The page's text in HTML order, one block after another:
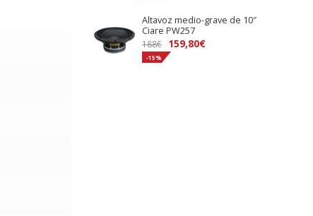
era:
96€.
es:
81,70€.
Altavoz medio-grave de 10″
Ciare PW257
188€
El
precio
159,80€El
-15%